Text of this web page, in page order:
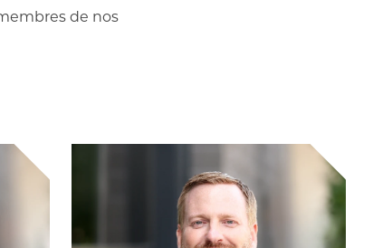
de nos